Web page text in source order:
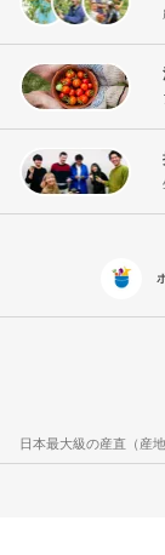
日本最大級の産直（産